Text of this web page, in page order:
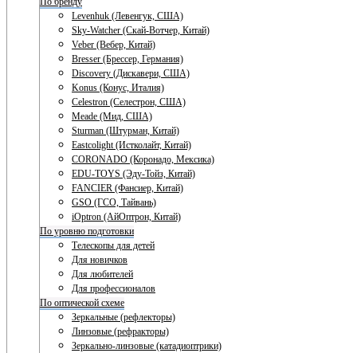
Levenhuk (Левенгук, США)
Sky-Watcher (Скай-Вотчер, Китай)
Veber (Вебер, Китай)
Bresser (Брессер, Германия)
Discovery (Дискавери, США)
Konus (Конус, Италия)
Celestron (Селестрон, США)
Meade (Мид, США)
Sturman (Штурман, Китай)
Eastcolight (Истколайт, Китай)
CORONADO (Коронадо, Мексика)
EDU-TOYS (Эду-Тойз, Китай)
FANCIER (Фансиер, Китай)
GSO (ГСО, Тайвань)
iOptron (АйОптрон, Китай)
По уровню подготовки
Телескопы для детей
Для новичков
Для любителей
Для профессионалов
По оптической схеме
Зеркальные (рефлекторы)
Линзовые (рефракторы)
Зеркально-линзовые (катадиоптрики)